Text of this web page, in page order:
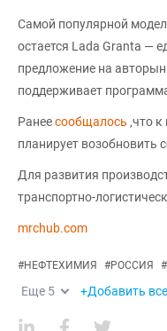
Самой популярной
остается Lada Granta —
предложение на
поддерживает
Ранеесообщалось ,что
планирует возобновить
Для развития
транспортно-
mrchub.com
#НЕФТЕХИМИЯ #РОССИЯ #
Еще 5 +Добавить